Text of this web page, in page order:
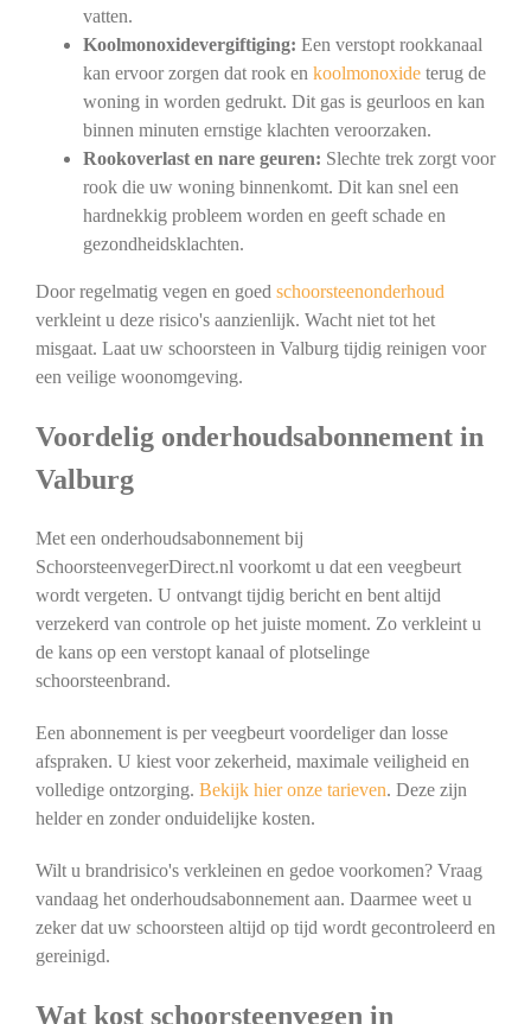
vatten.
Koolmonoxidevergiftiging: Een verstopt rookkanaal
kan ervoor zorgen dat rook en koolmonoxideterug de
woning in worden gedrukt. Dit gas is geurloos en kan
binnen minuten ernstige klachten veroorzaken.
Rookoverlast en nare geuren: Slechte trek zorgt voor
rook die uw woning binnenkomt. Dit kan snel een
hardnekkig probleem worden en geeft schade en
gezondheidsklachten.
Door regelmatig vegen en goed schoorsteenonderhoud
verkleint u deze risico's aanzienlijk. Wacht niet tot het
misgaat. Laat uw schoorsteen in Valburg tijdig reinigen voor
een veilige woonomgeving.
Voordelig onderhoudsabonnement in
Valburg
Met een onderhoudsabonnement bij
SchoorsteenvegerDirect.nl voorkomt u dat een veegbeurt
wordt vergeten. U ontvangt tijdig bericht en bent altijd
verzekerd van controle op het juiste moment. Zo verkleint u
de kans op een verstopt kanaal of plotselinge
schoorsteenbrand.
Een abonnement is per veegbeurt voordeliger dan losse
afspraken. U kiest voor zekerheid, maximale veiligheid en
volledige ontzorging. Bekijk hier onze tarieven. Deze zijn
helder en zonder onduidelijke kosten.
Wilt u brandrisico's verkleinen en gedoe voorkomen? Vraag
vandaag het onderhoudsabonnement aan. Daarmee weet u
zeker dat uw schoorsteen altijd op tijd wordt gecontroleerd en
gereinigd.
Wat kost schoorsteenvegen in